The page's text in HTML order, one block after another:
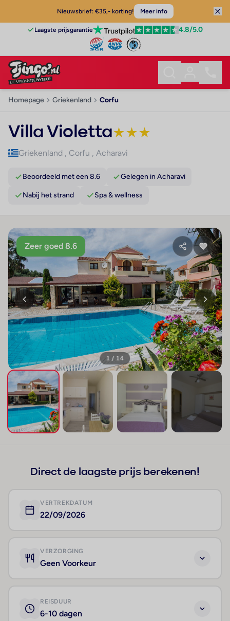
Nieuwsbrief: €35,- korting! Meer info
Laagste prijsgarantie 4.8/5.0
Homepage Griekenland Corfu
Villa Violetta★★★
Griekenland , Corfu , Acharavi
Beoordeeld met een 8.6 Gelegen in Acharavi
Nabij het strand Spa & wellness
Zeer goed 8.6
1 / 14
Direct de laagste prijs berekenen!
VERTREKDATUM
22/09/2026
VERZORGING
Geen Voorkeur
REISDUUR
6-10 dagen